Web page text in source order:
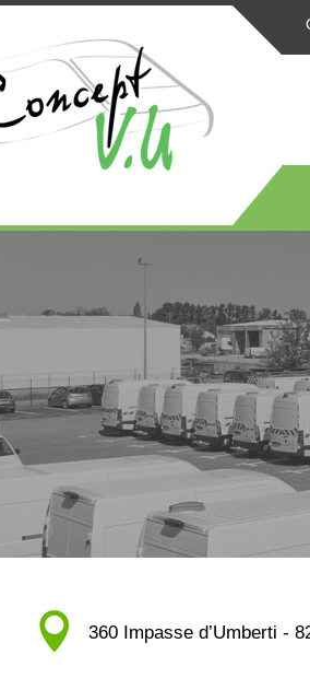
360 Impasse d’Umberti -